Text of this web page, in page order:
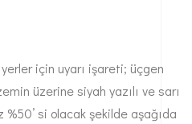
için uyarı işareti; üçgen
üzerine siyah yazılı ve sarı
si olacak şekilde aşağıda